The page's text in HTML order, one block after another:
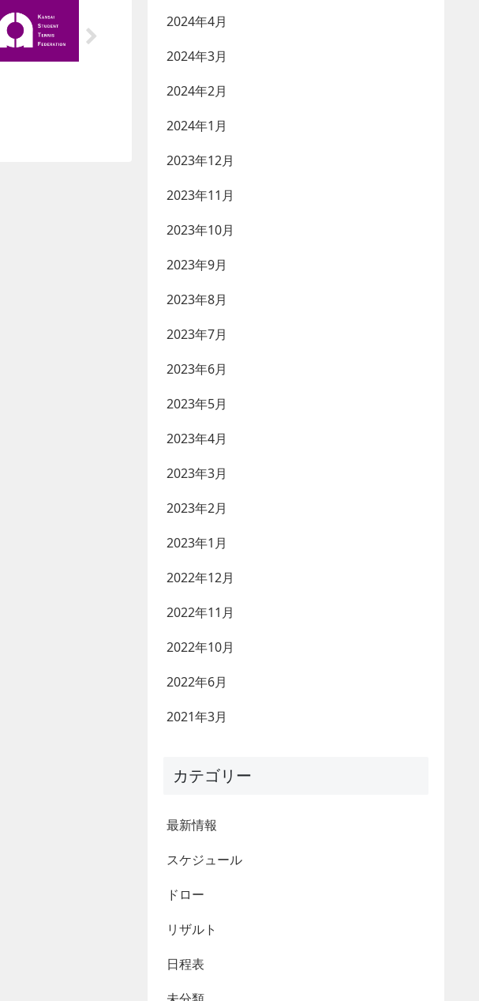
2024年4月
2024年3月
2024年2月
2024年1月
2023年12月
2023年11月
2023年10月
2023年9月
2023年8月
2023年7月
2023年6月
2023年5月
2023年4月
2023年3月
2023年2月
2023年1月
2022年12月
2022年11月
2022年10月
2022年6月
2021年3月
カテゴリー
最新情報
スケジュール
ドロー
リザルト
日程表